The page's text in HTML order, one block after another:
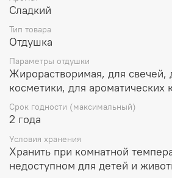
Рекомендуемый процент ввода:
Растительные воски и парафин
Ароматичекие саше и благовония
Лосьоны и парфюмерия до 5%
Масла для ванны, мыло, гели до 5%
Очищающие продукты до 5%
Подходит для использования в
Сладкий
Тип товара
Отдушка
Параметры отдушки
Жирорастворимая, для свечей,
косметики, для ароматических
Срок годности (максимальный)
2 года
Условия хранения
Хранить при комнатной
недоступном для детей и